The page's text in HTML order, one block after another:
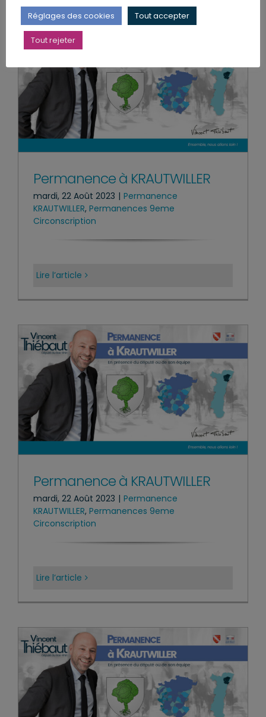
Permanence à KRAUTWILLER
mardi, 22 Août 2023 | Permanence
KRAUTWILLER, Permanences 9eme
Circonscription
Lire l’article
Permanence à KRAUTWILLER
mardi, 22 Août 2023 | Permanence
KRAUTWILLER, Permanences 9eme
Circonscription
Lire l’article
Réglages des cookies Tout accepter
Tout rejeter